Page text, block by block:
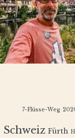
7-Flüsse-Weg
Schweiz Fürth